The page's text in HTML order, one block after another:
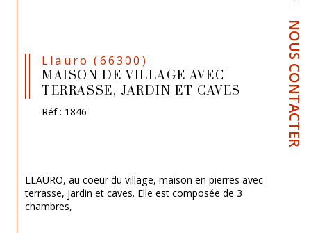
NOUS CONTACTER
Llauro (66300)
MAISON DE VILLAGE AVEC
TERRASSE, JARDIN ET CAVES
Réf : 1846
LLAURO, au coeur du village, maison en pierres avec
terrasse, jardin et caves. Elle est composée de 3
chambres,